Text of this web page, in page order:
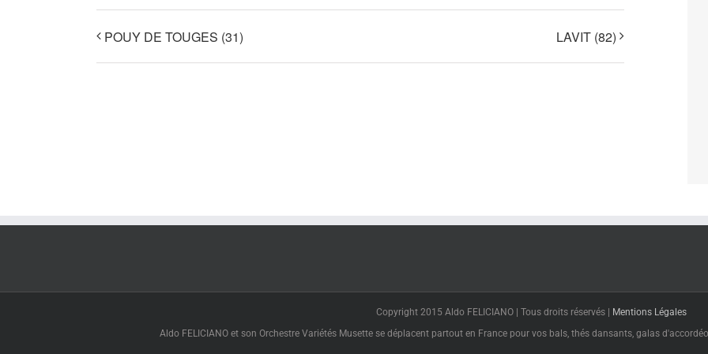
POUY DE TOUGES (31) LAVIT (82)
Copyright 2015 Aldo FELICIANO | Tous droits réservés |
Mentions Légales
Aldo FELICIANO et son Orchestre Variétés Musette se déplacent partout en France pour vos bals, thés dansants, galas